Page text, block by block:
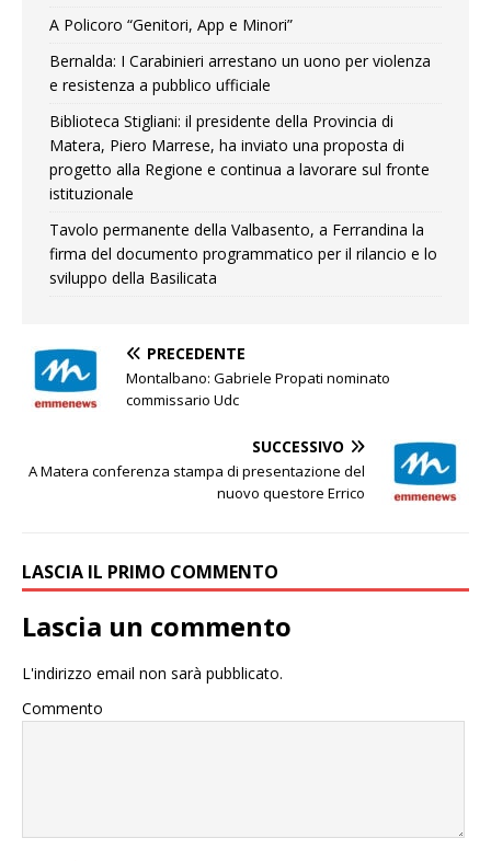
A Policoro “Genitori, App e Minori”
Bernalda: I Carabinieri arrestano un uono per violenza
e resistenza a pubblico ufficiale
Biblioteca Stigliani: il presidente della Provincia di
Matera, Piero Marrese, ha inviato una proposta di
progetto alla Regione e continua a lavorare sul fronte
istituzionale
Tavolo permanente della Valbasento, a Ferrandina la
firma del documento programmatico per il rilancio e lo
sviluppo della Basilicata
PRECEDENTE
Montalbano: Gabriele Propati nominato
commissario Udc
SUCCESSIVO
A Matera conferenza stampa di presentazione del
nuovo questore Errico
LASCIA IL PRIMO COMMENTO
Lascia un commento
L'indirizzo email non sarà pubblicato.
Commento